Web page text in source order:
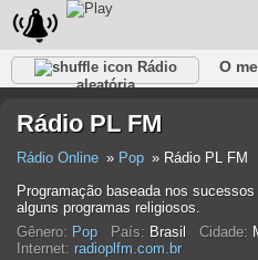
Rádio
aleatória
O
Rap
Falk Jazz
Rádio PL FM
Rádio Online Pop
Rádio PL FM
Programação baseada nos
alguns programas religiosos.
Gênero: Pop País: Brasil Cidade:
Internet: radioplfm.com.br